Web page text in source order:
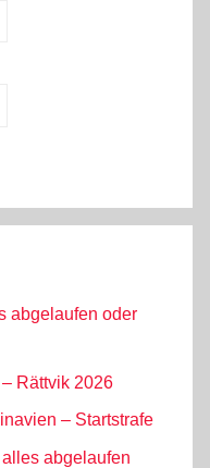
abgelaufen oder
Rättvik 2026
– Startstrafe
abgelaufen